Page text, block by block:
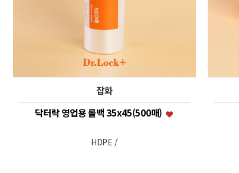
잡화
닥터락 영업용 롤백 35x45(500매)
HDPE /